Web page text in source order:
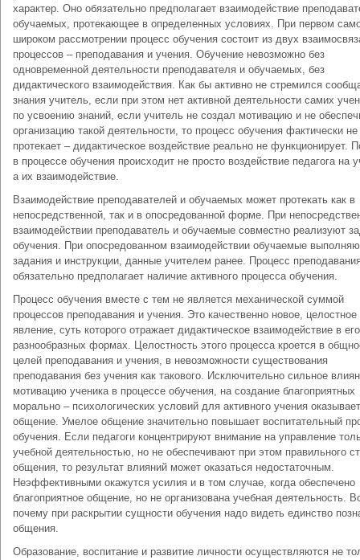
характер. Оно обязательно предполагает взаимодействие
обучаемых, протекающее в определенных условиях. При первом
широком рассмотрении процесс обучения состоит из двух
процессов – преподавания и учения. Обучение невозможно без
одновременной деятельности преподавателя и обучаемых, без
дидактического взаимодействия. Как бы активно не стремился
знания учитель, если при этом нет активной деятельности самих
по усвоению знаний, если учитель не создал мотивацию и не
организацию такой деятельности, то процесс обучения фактически не
протекает – дидактическое воздействие реально не функционирует.
в процессе обучения происходит не просто воздействие педагога на
а их взаимодействие.
Взаимодействие преподавателей и обучаемых может протекать как в
непосредственной, так и в опосредованной форме. При
взаимодействии преподаватель и обучаемые совместно реализуют
обучения. При опосредованном взаимодействии обучаемые
задания и инструкции, данные учителем ранее. Процесс
обязательно предполагает наличие активного процесса обучения.
Процесс обучения вместе с тем не является механической суммой
процессов преподавания и учения. Это качественно новое, целостное
явление, суть которого отражает дидактическое взаимодействие в его
разнообразных формах. Целостность этого процесса кроется в
целей преподавания и учения, в невозможности существования
преподавания без учения как такового. Исключительно сильное
мотивацию ученика в процессе обучения, на создание благоприятных
морально – психологических условий для активного учения оказывает
общение. Умелое общение значительно повышает воспитательный
обучения. Если педагоги концентрируют внимание на управление
учебной деятельностью, но не обеспечивают при этом правильного
общения, то результат влияний может оказаться недостаточным.
Неэффективными окажутся усилия и в том случае, когда обеспечено
благоприятное общение, но не организована учебная деятельность.
почему при раскрытии сущности обучения надо видеть единство
общения.
Образование, воспитание и развитие личности осуществляются не